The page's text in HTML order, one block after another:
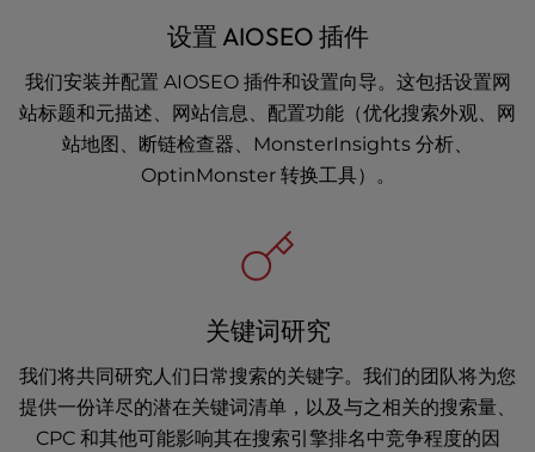
设置 AIOSEO 插件
我们安装并配置 AIOSEO 插件和设置向导。这包括设置网
站标题和元描述、网站信息、配置功能（优化搜索外观、网
站地图、断链检查器、MonsterInsights 分析、
OptinMonster 转换工具）。
关键词研究
我们将共同研究人们日常搜索的关键字。我们的团队将为您
提供一份详尽的潜在关键词清单，以及与之相关的搜索量、
CPC 和其他可能影响其在搜索引擎排名中竞争程度的因